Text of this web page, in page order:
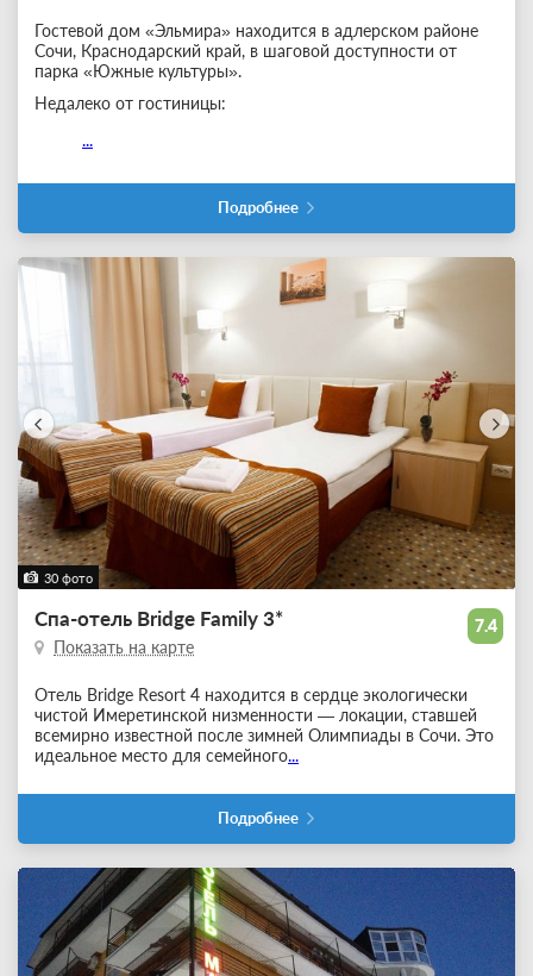
Гостевой дом «Эльмира» находится в адлерском районе
Сочи, Краснодарский край, в шаговой доступности от
парка «Южные культуры».
Недалеко от гостиницы:
...
Подробнее
30 фото
7.4
Спа-отель Bridge Family 3*
Показать на карте
Отель Bridge Resort 4 находится в сердце экологически
чистой Имеретинской низменности — локации, ставшей
всемирно известной после зимней Олимпиады в Сочи. Это
идеальное место для семейного...
Подробнее